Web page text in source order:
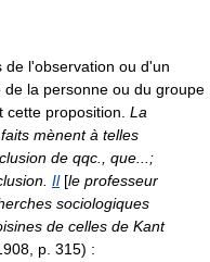
de l'observation ou d'un
de la personne ou du groupe
proposition. La
mènent à telles
de qqc., que...;
Il[le professeur
sociologiques
de celles de Kant
p. 315) :